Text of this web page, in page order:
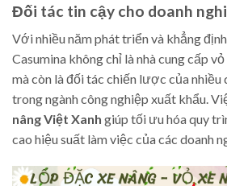
Đối tác tin cậy cho doanh
Với nhiều năm phát triển và khẳng
Casumina không chỉ là nhà cung cấp
mà còn là đối tác chiến lược của nhiều
trong ngành công nghiệp xuất khẩu.
nâng Việt Xanh giúp tối ưu hóa quy
cao hiệu suất làm việc của các doanh